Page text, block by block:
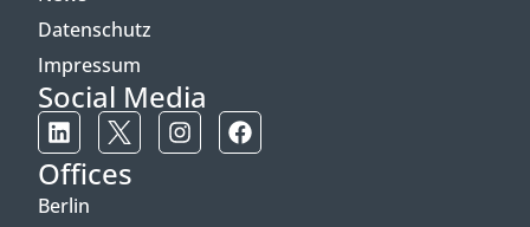
Datenschutz
Impressum
Social Media
Offices
Berlin